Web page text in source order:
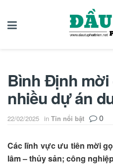
Bình Định
nhiều dự án
22/02/2025 in Tin nổi bật 0
Các lĩnh vực ưu tiên mời
lâm – thủy sản; công